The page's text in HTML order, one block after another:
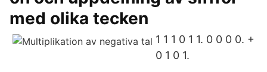
med olika tecken
1 1 1 0 1 1. 0 0 0 0. +
0 1 0 1.